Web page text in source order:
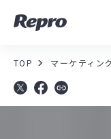
MAツール
コンサルティング
TOP マーケティン